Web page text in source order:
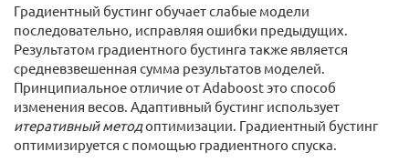
Градиентный бустинг обучает слабые модели
последовательно, исправляя ошибки предыдущих.
Результатом градиентного бустинга также является
средневзвешенная сумма результатов моделей.
Принципиальное отличие от Adaboost это способ
изменения весов. Адаптивный бустинг использует
итеративный методоптимизации. Градиентный бустинг
оптимизируется с помощью градиентного спуска.